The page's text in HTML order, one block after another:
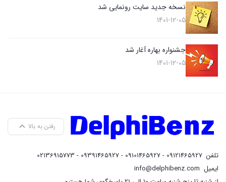
نسخه جدید سایت رونمایی شد
1401-12-05
جشنواره بهاره آغار شد
1401-12-05
رفتن به بالا
تلفن 09121465927 - 09101465927 - 09391465927 - 02136915773
ایمیل info@delphibenz.com